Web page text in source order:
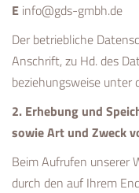
E info@gds-gmbh.de
Der betriebliche
Anschrift, zu Hd. des
beziehungsweise unter
2. Erhebung und
sowie Art und Zweck
Beim Aufrufen unserer
durch den auf Ihrem